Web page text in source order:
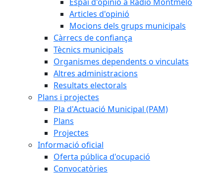
Articles d'opinió
Mocions dels grups municipals
Càrrecs de confiança
Tècnics municipals
Organismes dependents o vinculats
Altres administracions
Resultats electorals
Plans i projectes
Pla d'Actuació Municipal (PAM)
Plans
Projectes
Informació oficial
Oferta pública d'ocupació
Convocatòries